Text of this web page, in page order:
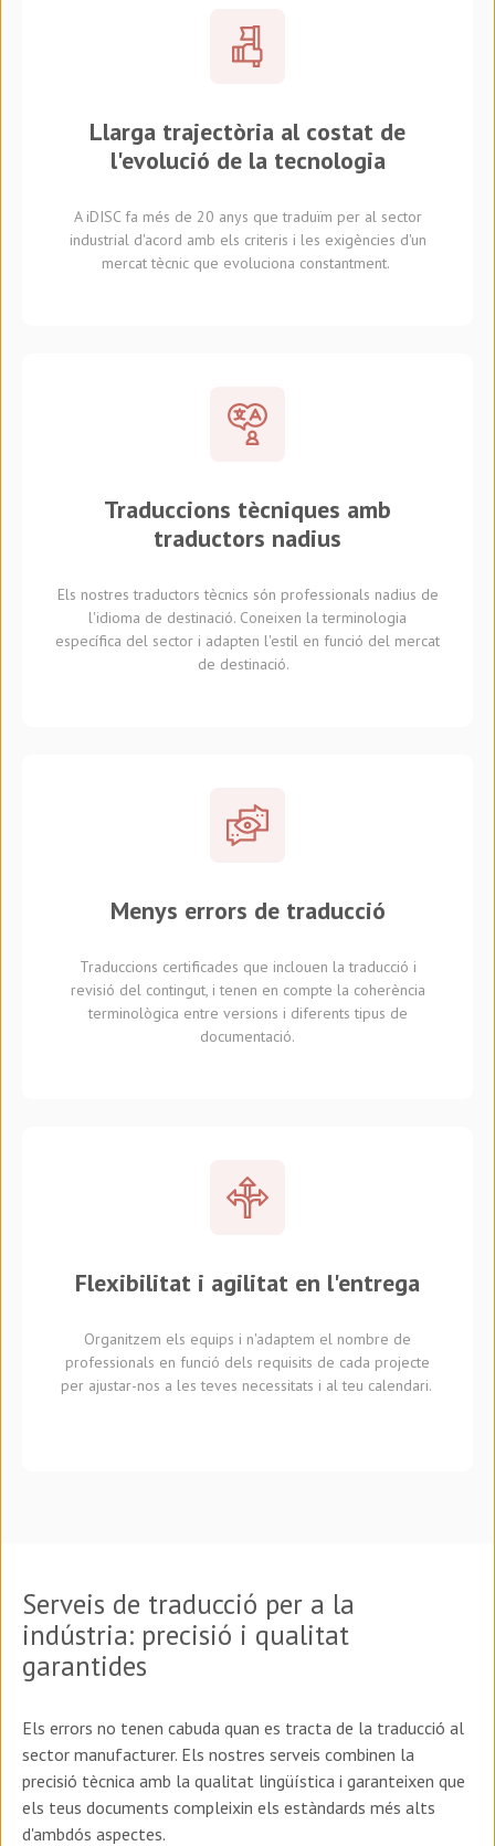
Llarga trajectòria al costat de
l'evolució de la tecnologia
A iDISC fa més de 20 anys que traduïm per al sector
industrial d'acord amb els criteris i les exigències d'un
mercat tècnic que evoluciona constantment.
Traduccions tècniques amb
traductors nadius
Els nostres traductors tècnics són professionals nadius de
l'idioma de destinació. Coneixen la terminologia
específica del sector i adapten l'estil en funció del mercat
de destinació.
Menys errors de traducció
Traduccions certificades que inclouen la traducció i
revisió del contingut, i tenen en compte la coherència
terminològica entre versions i diferents tipus de
documentació.
Flexibilitat i agilitat en l'entrega
Organitzem els equips i n'adaptem el nombre de
professionals en funció dels requisits de cada projecte
per ajustar-nos a les teves necessitats i al teu calendari.
Serveis de traducció per a la
indústria: precisió i qualitat
garantides
Els errors no tenen cabuda quan es tracta de la traducció al
sector manufacturer. Els nostres serveis combinen la
precisió tècnica amb la qualitat lingüística i garanteixen que
els teus documents compleixin els estàndards més alts
d'ambdós aspectes.